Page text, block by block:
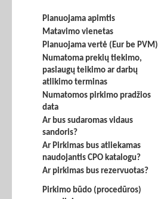
Planuojama apimtis
Matavimo vienetas
Planuojama vertė (Eur be PVM)
Numatoma prekių tiekimo,
paslaugų teikimo ar darbų
atlikimo terminas
Numatomos pirkimo pradžios
data
Ar bus sudaromas vidaus
sandoris?
Ar Pirkimas bus atliekamas
naudojantis CPO katalogu?
Ar pirkimas bus rezervuotas?
Pirkimo būdo (procedūros)